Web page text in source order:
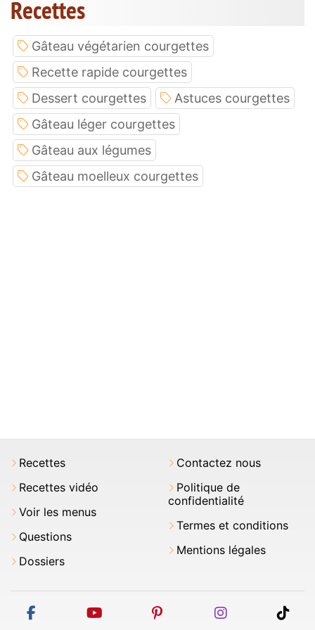
Recettes
Gâteau végétarien courgettes
Recette rapide courgettes
Dessert courgettes
Astuces courgettes
Gâteau léger courgettes
Gâteau aux légumes
Gâteau moelleux courgettes
Recettes
Recettes vidéo
Voir les menus
Questions
Dossiers
Contactez nous
Politique de
confidentialité
Termes et conditions
Mentions légales
facebook youtube pinterest instagram